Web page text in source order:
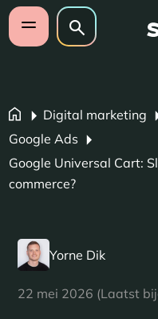
Navigatie overslaan
Open mobiel menu
Zoeken op
Zoeken
Digital marketing
Google Ads
Google Universal Cart:
commerce?
Yorne Dik
22 mei 2026 (Laatst